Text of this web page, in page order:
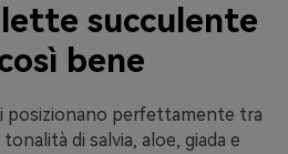
succulente
bene
posizionano perfettamente tra
di salvia, aloe, giada e